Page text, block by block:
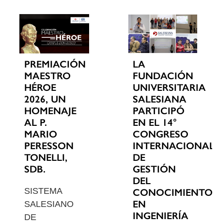
PREMIACIÓN
MAESTRO
HÉROE
2026, UN
HOMENAJE
AL P.
MARIO
PERESSON
TONELLI,
SDB.
SISTEMA
SALESIANO
DE
LA
FUNDACIÓN
UNIVERSITARIA
SALESIANA
PARTICIPÓ
EN EL 14°
CONGRESO
INTERNACIONAL
DE
GESTIÓN
DEL
CONOCIMIENTO
EN
INGENIERÍA